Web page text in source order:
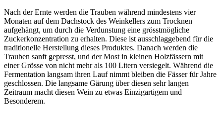
Nach der Ernte werden die Trauben während mindestens vier
Monaten auf dem Dachstock des Weinkellers zum Trocknen
aufgehängt, um durch die Verdunstung eine grösstmögliche
Zuckerkonzentration zu erhalten. Diese ist ausschlaggebend für die
traditionelle Herstellung dieses Produktes. Danach werden die
Trauben sanft gepresst, und der Most in kleinen Holzfässern mit
einer Grösse von nicht mehr als 100 Litern versiegelt. Während die
Fermentation langsam ihren Lauf nimmt bleiben die Fässer für Jahre
geschlossen. Die langsame Gärung über diesen sehr langen
Zeitraum macht diesen Wein zu etwas Einzigartigem und
Besonderem.